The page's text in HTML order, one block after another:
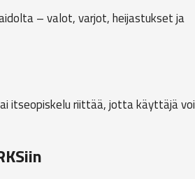
– valot, varjot, heijastukset ja
itseopiskelu riittää, jotta käyttäjä voi